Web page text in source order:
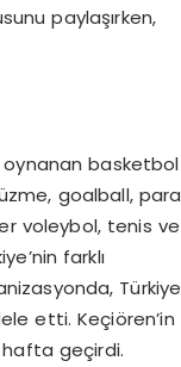
paylaşırken,
oynanan basketbol
goalball, para
voleybol, tenis ve
farklı
Türkiye
etti. Keçiören’in
hafta geçirdi.